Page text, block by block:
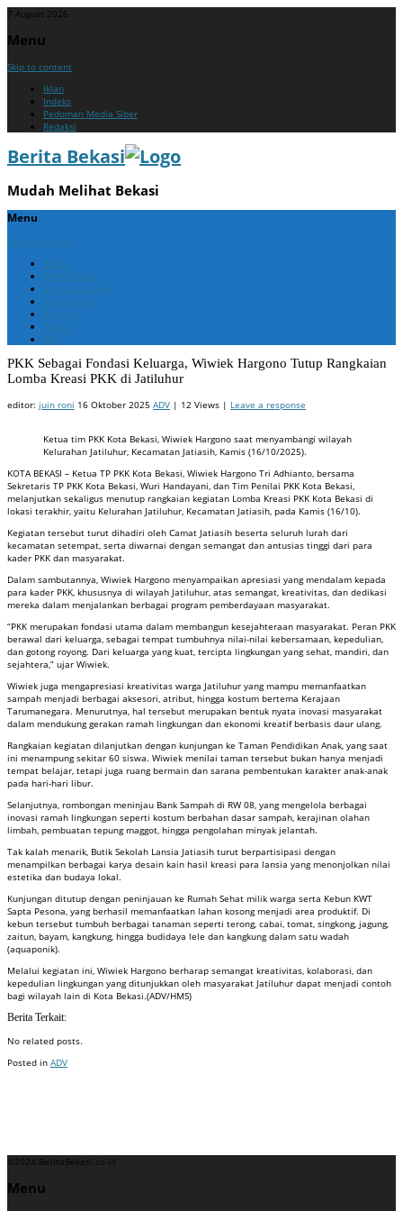
7 August 2026
Menu
Skip to content
Iklan
Indeks
Pedoman Media Siber
Redaksi
Berita Bekasi
Mudah Melihat Bekasi
Menu
Skip to content
Home
Berita Bekasi
Berita Cikarang
Berita Jabar
Nasional
Politik
ADV
PKK Sebagai Fondasi Keluarga, Wiwiek Hargono Tutup Rangkaian
Lomba Kreasi PKK di Jatiluhur
editor: juin roni 16 Oktober 2025 ADV | 12 Views | Leave a response
Ketua tim PKK Kota Bekasi, Wiwiek Hargono saat menyambangi wilayah
Kelurahan Jatiluhur, Kecamatan Jatiasih, Kamis (16/10/2025).
KOTA BEKASI – Ketua TP PKK Kota Bekasi, Wiwiek Hargono Tri Adhianto, bersama
Sekretaris TP PKK Kota Bekasi, Wuri Handayani, dan Tim Penilai PKK Kota Bekasi,
melanjutkan sekaligus menutup rangkaian kegiatan Lomba Kreasi PKK Kota Bekasi di
lokasi terakhir, yaitu Kelurahan Jatiluhur, Kecamatan Jatiasih, pada Kamis (16/10).
Kegiatan tersebut turut dihadiri oleh Camat Jatiasih beserta seluruh lurah dari
kecamatan setempat, serta diwarnai dengan semangat dan antusias tinggi dari para
kader PKK dan masyarakat.
Dalam sambutannya, Wiwiek Hargono menyampaikan apresiasi yang mendalam kepada
para kader PKK, khususnya di wilayah Jatiluhur, atas semangat, kreativitas, dan dedikasi
mereka dalam menjalankan berbagai program pemberdayaan masyarakat.
“PKK merupakan fondasi utama dalam membangun kesejahteraan masyarakat. Peran PKK
berawal dari keluarga, sebagai tempat tumbuhnya nilai-nilai kebersamaan, kepedulian,
dan gotong royong. Dari keluarga yang kuat, tercipta lingkungan yang sehat, mandiri, dan
sejahtera,” ujar Wiwiek.
Wiwiek juga mengapresiasi kreativitas warga Jatiluhur yang mampu memanfaatkan
sampah menjadi berbagai aksesori, atribut, hingga kostum bertema Kerajaan
Tarumanegara. Menurutnya, hal tersebut merupakan bentuk nyata inovasi masyarakat
dalam mendukung gerakan ramah lingkungan dan ekonomi kreatif berbasis daur ulang.
Rangkaian kegiatan dilanjutkan dengan kunjungan ke Taman Pendidikan Anak, yang saat
ini menampung sekitar 60 siswa. Wiwiek menilai taman tersebut bukan hanya menjadi
tempat belajar, tetapi juga ruang bermain dan sarana pembentukan karakter anak-anak
pada hari-hari libur.
Selanjutnya, rombongan meninjau Bank Sampah di RW 08, yang mengelola berbagai
inovasi ramah lingkungan seperti kostum berbahan dasar sampah, kerajinan olahan
limbah, pembuatan tepung maggot, hingga pengolahan minyak jelantah.
Tak kalah menarik, Butik Sekolah Lansia Jatiasih turut berpartisipasi dengan
menampilkan berbagai karya desain kain hasil kreasi para lansia yang menonjolkan nilai
estetika dan budaya lokal.
Kunjungan ditutup dengan peninjauan ke Rumah Sehat milik warga serta Kebun KWT
Sapta Pesona, yang berhasil memanfaatkan lahan kosong menjadi area produktif. Di
kebun tersebut tumbuh berbagai tanaman seperti terong, cabai, tomat, singkong, jagung,
zaitun, bayam, kangkung, hingga budidaya lele dan kangkung dalam satu wadah
(aquaponik).
Melalui kegiatan ini, Wiwiek Hargono berharap semangat kreativitas, kolaborasi, dan
kepedulian lingkungan yang ditunjukkan oleh masyarakat Jatiluhur dapat menjadi contoh
bagi wilayah lain di Kota Bekasi.(ADV/HMS)
Berita Terkait:
No related posts.
Posted in ADV
©2024 BeritaBekasi.co.id
Menu